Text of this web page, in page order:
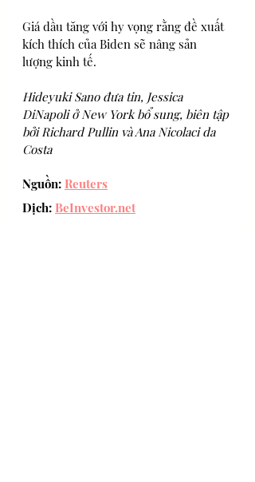
Giá dầu tăng với hy vọng rằng đề xuất
kích thích của Biden sẽ nâng sản
lượng kinh tế.
Hideyuki Sano đưa tin, Jessica
DiNapoli ở New York bổ sung, biên tập
bởi Richard Pullin và Ana Nicolaci da
Costa
Nguồn: Reuters
Dịch: BeInvestor.net